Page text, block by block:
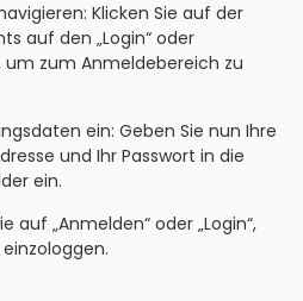
Klicken Sie auf der
auf den „Login“ oder
um zum Anmeldebereich zu
ein: Geben Sie nun Ihre
und Ihr Passwort in die
ein.
auf „Anmelden“ oder „Login“,